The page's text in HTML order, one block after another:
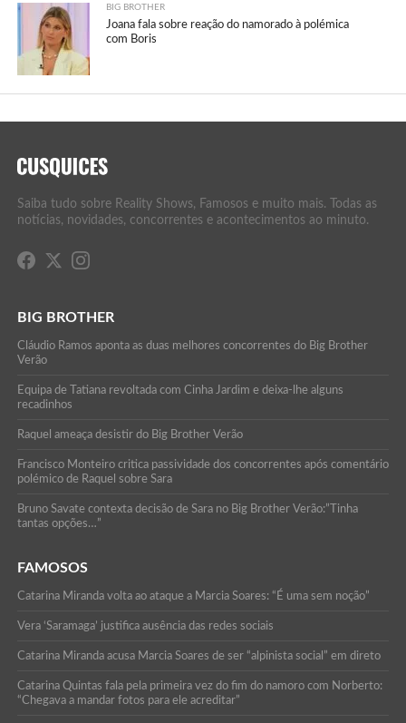
BIG BROTHER
Joana fala sobre reação do namorado à polémica
com Boris
Saiba tudo sobre Reality Shows, Famosos e muito mais. Todas as
notícias, novidades, concorrentes e acontecimentos ao minuto.
BIG BROTHER
Cláudio Ramos aponta as duas melhores concorrentes do Big Brother
Verão
Equipa de Tatiana revoltada com Cinha Jardim e deixa-lhe alguns
recadinhos
Raquel ameaça desistir do Big Brother Verão
Francisco Monteiro critica passividade dos concorrentes após comentário
polémico de Raquel sobre Sara
Bruno Savate contexta decisão de Sara no Big Brother Verão:”Tinha
tantas opções…”
FAMOSOS
Catarina Miranda volta ao ataque a Marcia Soares: “É uma sem noção”
Vera ‘Saramaga’ justifica ausência das redes sociais
Catarina Miranda acusa Marcia Soares de ser “alpinista social” em direto
Catarina Quintas fala pela primeira vez do fim do namoro com Norberto:
“Chegava a mandar fotos para ele acreditar”